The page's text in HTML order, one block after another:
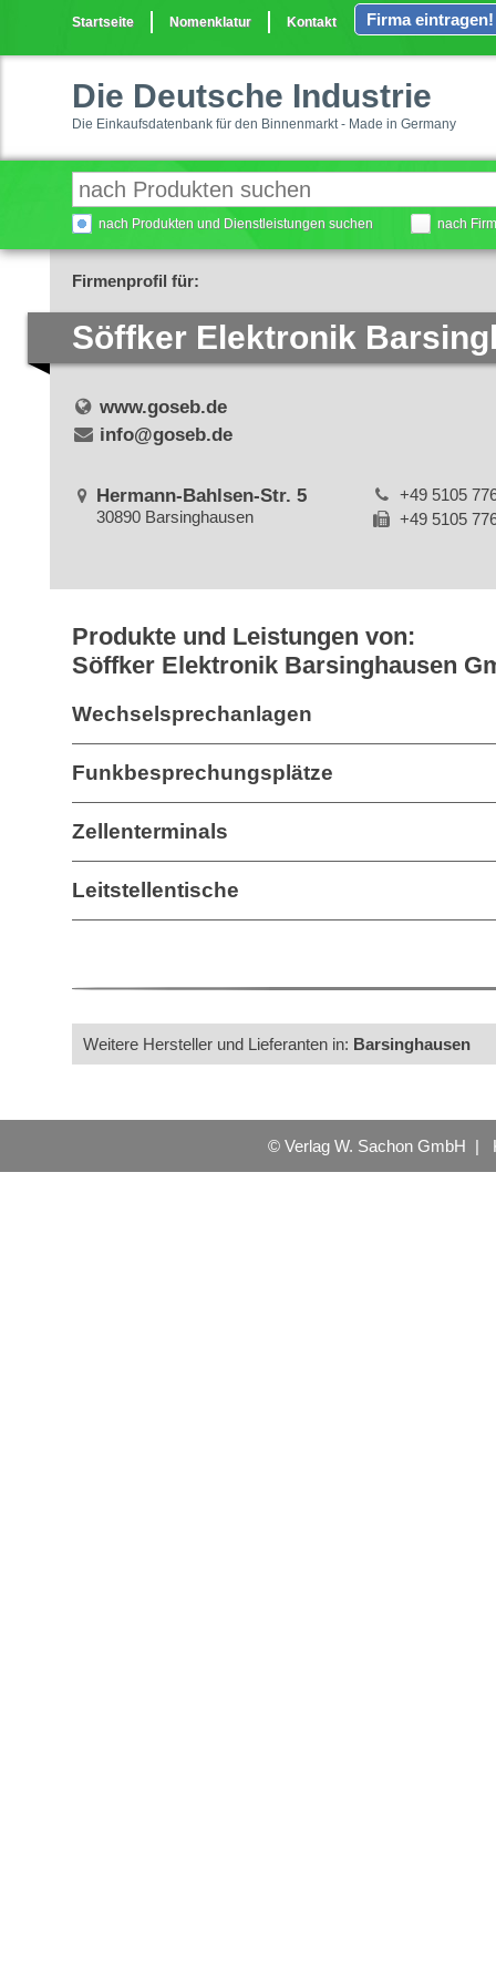
Startseite Nomenklatur Kontakt Firma eintragen!
Die Deutsche Industrie
Die Einkaufsdatenbank für den Binnenmarkt - Made in Germany
nach Produkten und Dienstleistungen suchen nach
Firmenprofil für:
Söffker Elektronik
www.goseb.de
info@goseb.de
Hermann-Bahlsen-Str. 5
30890 Barsinghausen
+49 5105
+49 5105
Produkte und Leistungen von:
Söffker Elektronik Barsinghausen
Wechselsprechanlagen
Funkbesprechungsplätze
Zellenterminals
Leitstellentische
Weitere Hersteller und Lieferanten in: Barsinghausen
© Verlag W. Sachon GmbH |